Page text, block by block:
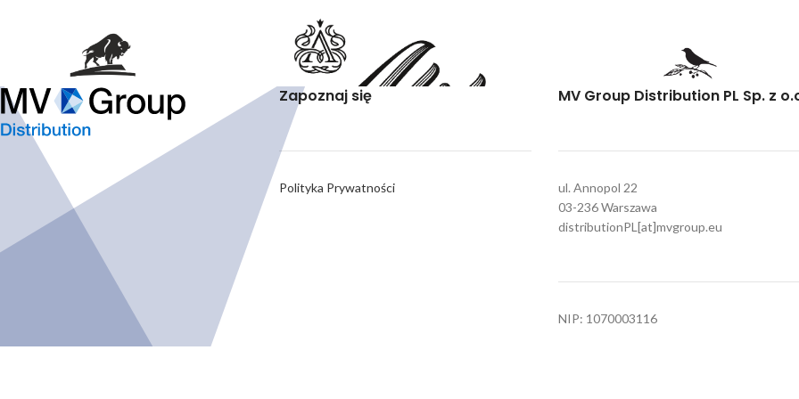
Zapoznaj się
Polityka Prywatności
MV Group Distribution PL Sp. z
ul. Annopol 22
03-236 Warszawa
distributionPL[at]mvgroup.eu
NIP: 1070003116